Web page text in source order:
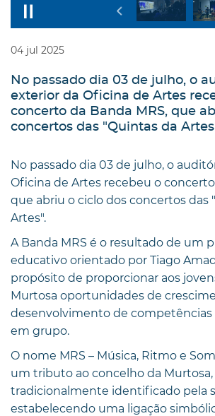
04 jul 2025
No passado dia 03 de julho, o
exterior da Oficina de Artes
concerto da Banda MRS, que
concertos das "Quintas da
No passado dia 03 de julho, o
Oficina de Artes recebeu o concerto
que abriu o ciclo dos concertos das
Artes".
A Banda MRS é o resultado de um
educativo orientado por Tiago
propósito de proporcionar aos
Murtosa oportunidades de
desenvolvimento de competências
em grupo.
O nome MRS – Música, Ritmo e
um tributo ao concelho da Murtosa,
tradicionalmente identificado pela
estabelecendo uma ligação